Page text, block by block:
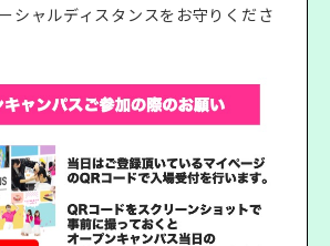
シャルディスタンスをお守りくださ